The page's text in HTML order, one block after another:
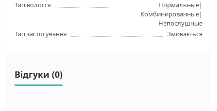
Тип волосся
Нормальные|
Комбинированные|
Непослушные
Тип застосування
Змивається
Відгуки (0)